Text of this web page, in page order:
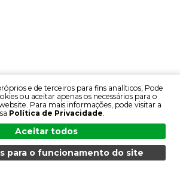
PRODUTOS PT
e de terceiros para fins analíticos, Pode
ou aceitar apenas os necessários para o
Para mais informações, pode visitar a
Política de Privacidade.
Aceitar todos
para o funcionamento do site